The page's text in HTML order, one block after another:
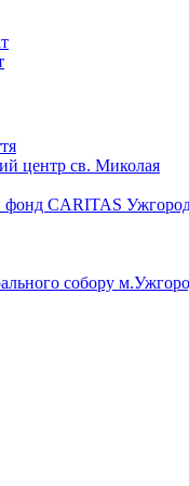
центр св. Миколая
фонд CARITAS
собору